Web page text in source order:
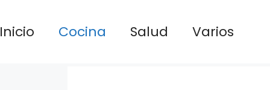
Inicio Cocina Salud Varios